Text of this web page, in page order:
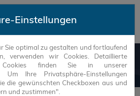
Einstellungen
Sie optimal zu gestalten und fortlaufend
verwenden wir Cookies. Detaillierte
Cookies finden Sie in unserer
. Um Ihre Privatsphäre-Einstellungen
die gewünschten Checkboxen aus und
und zustimmen".